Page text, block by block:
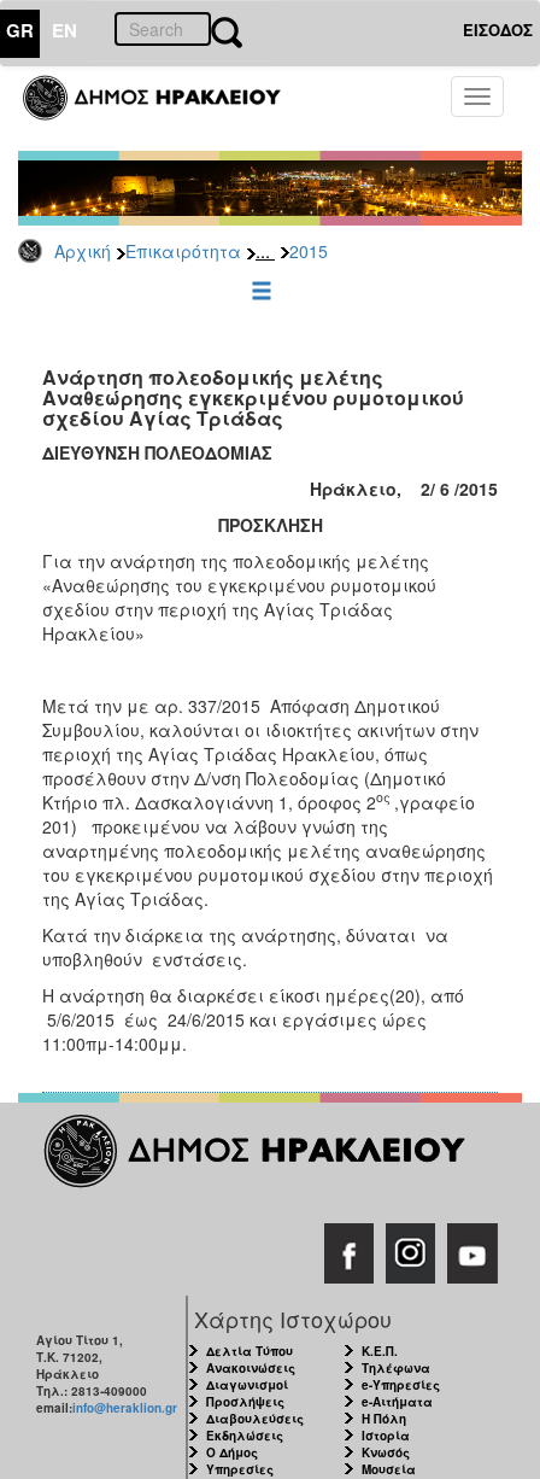
GR EN ΕΙΣΟΔΟΣ
Toggle
Αρχική Επικαιρότητα ... 2015
ΕΠΙΚΑΙΡΟΤΗΤΑ
Τύπου
Αρχείο
2026
2025
2022
2021
2020
2017
2016
2015
2012
2011
2010
2006
ΔΗΜΟΤΗΣ
ΗΡΑΚΛΕΙΟ
Ανάρτηση πολεοδομικής μελέτης
Αναθεώρησης εγκεκριμένου ρυμοτομικού
σχεδίου Αγίας Τριάδας
ΔΙΕΥΘΥΝΣΗ ΠΟΛΕΟΔΟΜΙΑΣ
Ηράκλειο, 2/ 6 /2015
ΠΡΟΣΚΛΗΣΗ
Για την ανάρτηση της πολεοδομικής μελέτης
«Αναθεώρησης του εγκεκριμένου ρυμοτομικού
σχεδίου στην περιοχή της Αγίας Τριάδας
Ηρακλείου»
Μετά την με αρ. 337/2015 Απόφαση Δημοτικού
Συμβουλίου, καλούνται οι ιδιοκτήτες ακινήτων στην
περιοχή της Αγίας Τριάδας Ηρακλείου, όπως
προσέλθουν στην Δ/νση Πολεοδομίας (Δημοτικό
Κτήριο πλ. Δασκαλογιάννη 1, όροφος 2ος ,γραφείο
201) προκειμένου να λάβουν γνώση της
αναρτημένης πολεοδομικής μελέτης αναθεώρησης
του εγκεκριμένου ρυμοτομικού σχεδίου στην περιοχή
της Αγίας Τριάδας.
Kατά την διάρκεια της ανάρτησης, δύναται να
υποβληθούν ενστάσεις.
Η ανάρτηση θα διαρκέσει είκοσι ημέρες(20), από
5/6/2015 έως 24/6/2015 και εργάσιμες ώρες
11:00πμ-14:00μμ.
Αγίου Τίτου 1,
Τ.Κ. 71202,
Ηράκλειο
Τηλ.: 2813-409000
email:info@heraklion.gr
Χάρτης Ιστοχώρου
Δελτία Τύπου
Ανακοινώσεις
Διαγωνισμοί
Προσλήψεις
Διαβουλεύσεις
Εκδηλώσεις
Ο Δήμος
Υπηρεσίες
Κ.Ε.Π.
Τηλέφωνα
e-Υπηρεσίες
e-Αιτήματα
Η Πόλη
Ιστορία
Κνωσός
Μουσεία